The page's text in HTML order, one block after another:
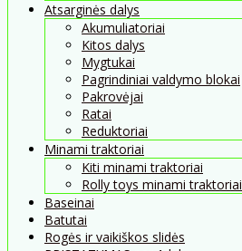
Atsarginės dalys
Akumuliatoriai
Kitos dalys
Mygtukai
Pagrindiniai valdymo blokai
Pakrovėjai
Ratai
Reduktoriai
Minami traktoriai
Kiti minami traktoriai
Rolly toys minami
Baseinai
Batutai
Rogės ir vaikiškos slidės